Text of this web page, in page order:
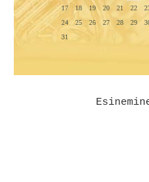
17
18 19 20 21 22
24
25 26 27 28 29
31